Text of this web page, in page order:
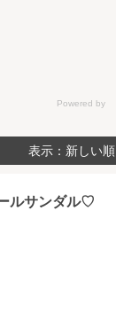
表示：新しい順
ルサンダル♡